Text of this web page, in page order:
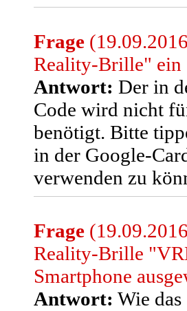
Frage
Reality-Brille" ein
Antwort: Der in
Code wird nicht
benötigt. Bitte
in der Google-
verwenden zu
Frage
Reality-Brille
Smartphone
Antwort: Wie